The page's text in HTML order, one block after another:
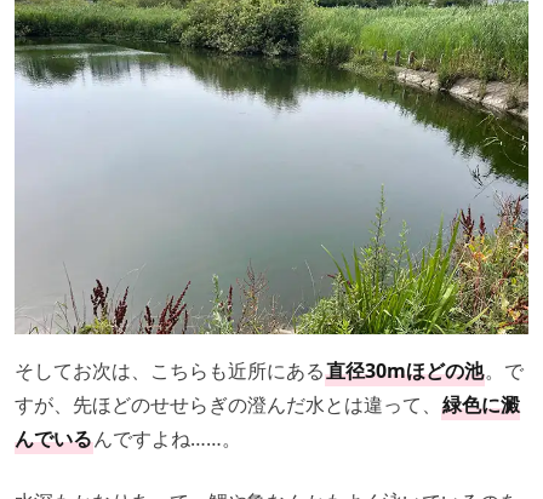
そしてお次は、こちらも近所にある直径30mほどの池。で
すが、先ほどのせせらぎの澄んだ水とは違って、 緑色に澱
んでいるんですよね……。